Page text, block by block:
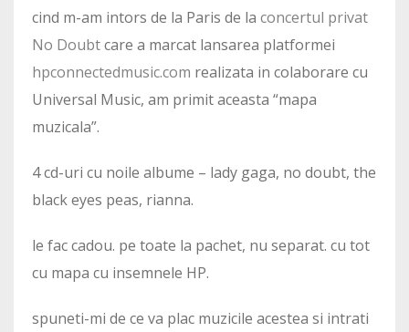
cind m-am intors de la Paris de la concertul privat
No Doubtcare a marcat lansarea platformei
hpconnectedmusic.com realizata in colaborare cu
Universal Music, am primit aceasta “mapa
muzicala”.
4 cd-uri cu noile albume – lady gaga, no doubt, the
black eyes peas, rianna.
le fac cadou. pe toate la pachet, nu separat. cu tot
cu mapa cu insemnele HP.
spuneti-mi de ce va plac muzicile acestea si intrati